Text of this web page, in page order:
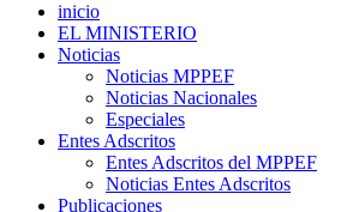
inicio
EL MINISTERIO
Noticias
Noticias MPPEF
Noticias Nacionales
Especiales
Entes Adscritos
Entes Adscritos del MPPEF
Noticias Entes Adscritos
Publicaciones